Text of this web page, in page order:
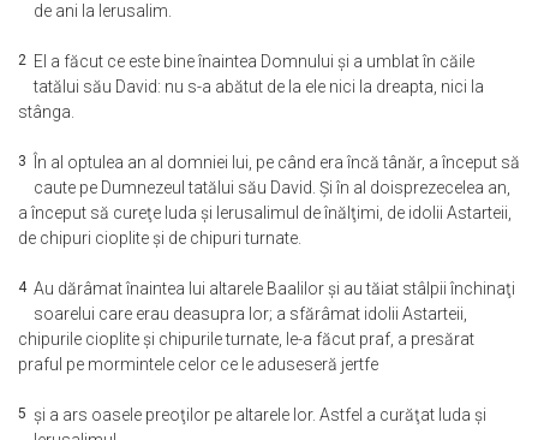
de ani la Ierusalim.
2 El a făcut ce este bine înaintea Domnului şi a umblat în căile
tatălui său David: nu s-a abătut de la ele nici la dreapta, nici la
stânga.
3
În al optulea an al domniei lui, pe când era încă tânăr, a început să
caute pe Dumnezeul tatălui său David. Şi în al doisprezecelea an,
a început să cureţe Iuda şi Ierusalimul de înălţimi, de idolii Astarteii,
de chipuri cioplite şi de chipuri turnate.
4 Au dărâmat înaintea lui altarele Baalilor şi au tăiat stâlpii închinaţi
soarelui care erau deasupra lor; a sfărâmat idolii Astarteii,
chipurile cioplite şi chipurile turnate, le-a făcut praf, a presărat
praful pe mormintele celor ce le aduseseră jertfe
5 şi a ars oasele preoţilor pe altarele lor. Astfel a curăţat Iuda şi